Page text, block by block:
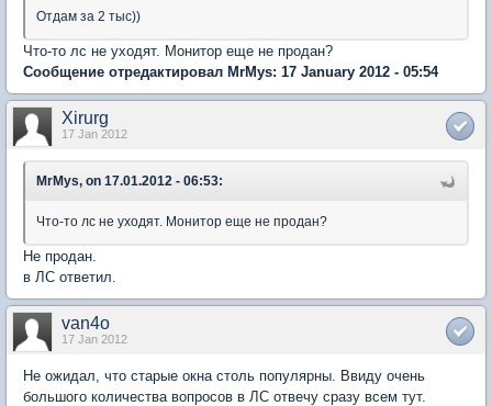
Отдам за 2 тыс))
Что-то лс не уходят. Монитор еще не продан?
Сообщение отредактировал MrMys: 17 January 2012 - 05:54
Xirurg
17 Jan 2012
MrMys, on 17.01.2012 - 06:53:
Что-то лс не уходят. Монитор еще не продан?
Не продан.
в ЛС ответил.
van4o
17 Jan 2012
Не ожидал, что старые окна столь популярны. Ввиду очень
большого количества вопросов в ЛС отвечу сразу всем тут.